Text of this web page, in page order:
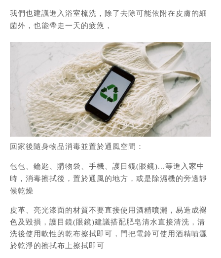
我們也建議進入浴室梳洗，除了去除可能依附在皮膚的細
菌外，也能帶走一天的疲憊，
回家後隨身物品消毒並置於通風空間：
包包、鑰匙、購物袋、手機、護目鏡(眼鏡)...等進入家中
時，消毒擦拭後，置於通風的地方，或是除濕機的旁邊靜
候乾燥
皮革、亮光漆面的材質不要直接使用酒精噴灑，易造成褪
色及毀損，護目鏡(眼鏡)建議搭配肥皂清水直接清洗，清
洗後使用軟性的乾布擦拭即可，門把電鈴可使用酒精噴灑
於乾淨的擦拭布上擦拭即可